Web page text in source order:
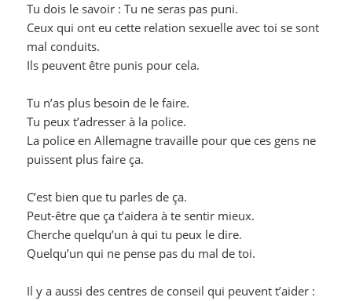
Tu dois le savoir : Tu ne seras pas puni.
Ceux qui ont eu cette relation sexuelle avec toi se sont
mal conduits.
Ils peuvent être punis pour cela.
Tu n’as plus besoin de le faire.
Tu peux t’adresser à la police.
La police en Allemagne travaille pour que ces gens ne
puissent plus faire ça.
C’est bien que tu parles de ça.
Peut-être que ça t’aidera à te sentir mieux.
Cherche quelqu’un à qui tu peux le dire.
Quelqu’un qui ne pense pas du mal de toi.
Il y a aussi des centres de conseil qui peuvent t’aider :